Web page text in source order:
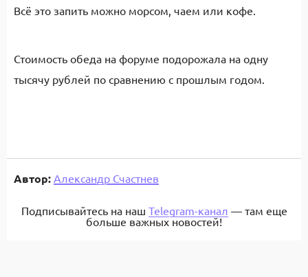
Всё это запить можно морсом, чаем или кофе.
Стоимость обеда на форуме подорожала на одну
тысячу рублей по сравнению с прошлым годом.
Автор: Александр Счастнев
Подписывайтесь на наш Telegram-канал — там еще
больше важных новостей!